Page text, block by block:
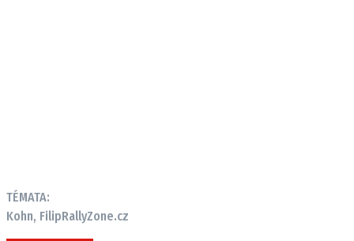
TÉMATA:
Kohn, FilipRallyZone.cz